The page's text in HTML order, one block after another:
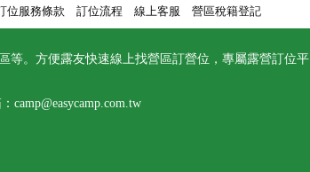
位服務條款 訂位流程 線上客服 營區稅籍登記
等。方便露友快速線上找營區訂營位，專屬露營訂位平
camp@easycamp.com.tw